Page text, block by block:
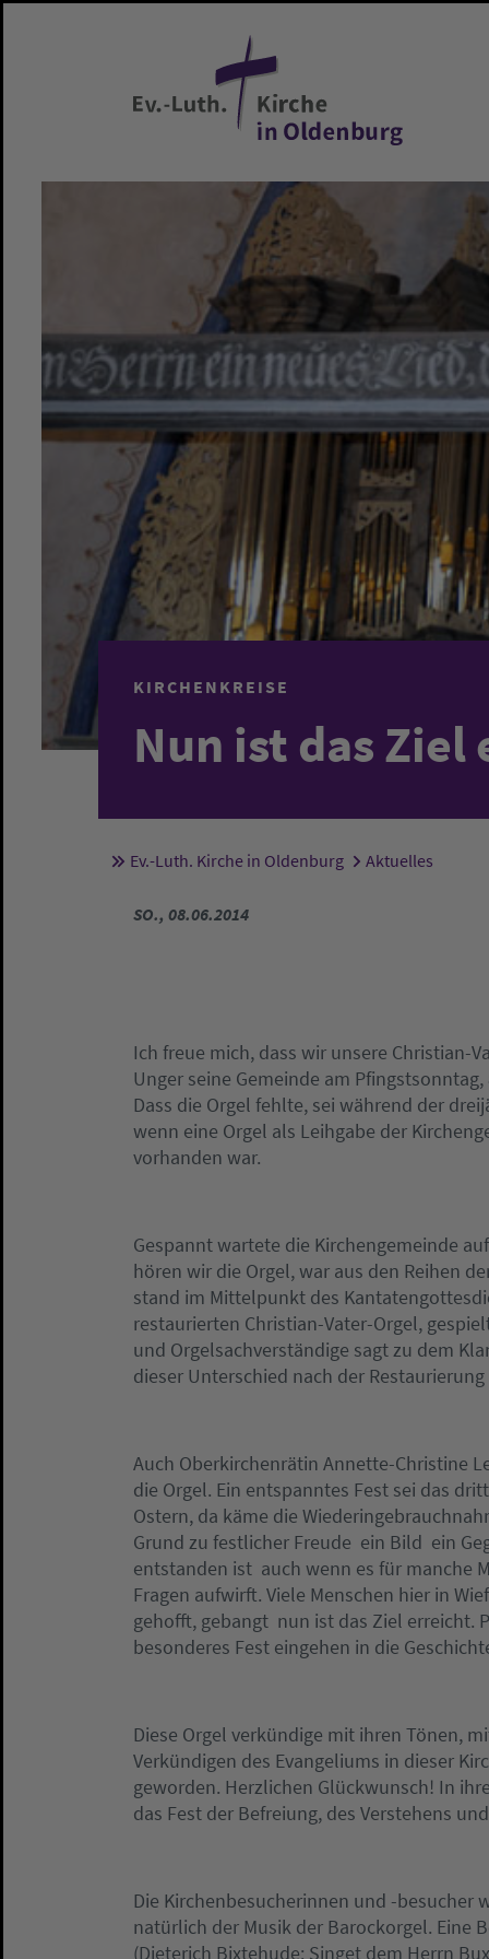
KIRCHENKREISE
Nun ist das Ziel
Sie sind hier:
Ev.-Luth. Kirche in Oldenburg Aktuelles
SO., 08.06.2014
Ich freue mich, dass wir unsere Christian-
Unger seine Gemeinde am
Dass die Orgel fehlte, sei während der
wenn eine Orgel als Leihgabe der
vorhanden war.
Gespannt wartete die Kirchengemeinde
hören wir die Orgel, war aus den Reihen
stand im Mittelpunkt des
restaurierten Christian-Vater-Orgel,
und Orgelsachverständige sagt zu dem
dieser Unterschied nach der
Auch Oberkirchenrätin Annette-Christine
die Orgel. Ein entspanntes Fest sei das
Ostern, da käme die
Grund zu festlicher Freude  ein Bild  ein
entstanden ist  auch wenn es für manche
Fragen aufwirft. Viele Menschen hier in
gehofft, gebangt  nun ist das Ziel
besonderes Fest eingehen in die
Diese Orgel verkündige mit ihren Tönen,
Verkündigen des Evangeliums in dieser
geworden. Herzlichen Glückwunsch! In
das Fest der Befreiung, des Verstehens
Die Kirchenbesucherinnen und -besucher
natürlich der Musik der Barockorgel. Eine
(Dieterich Bixtehude: Singet dem Herrn